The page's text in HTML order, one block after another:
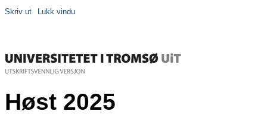
Skriv ut Lukk vindu
Høst 2025